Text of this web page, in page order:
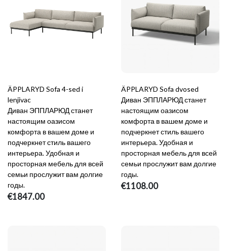
ÄPPLARYD Sofa 4-sed i
lenjivac
Диван ЭППЛАРЮД станет
настоящим оазисом
комфорта в вашем доме и
подчеркнет стиль вашего
интерьера. Удобная и
просторная мебель для всей
семьи прослужит вам долгие
годы.
€1847.00
ÄPPLARYD Sofa dvosed
Диван ЭППЛАРЮД станет
настоящим оазисом
комфорта в вашем доме и
подчеркнет стиль вашего
интерьера. Удобная и
просторная мебель для всей
семьи прослужит вам долгие
годы.
€1108.00